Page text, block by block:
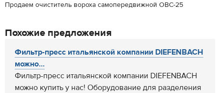
Продаем очиститель вороха самопередвижной ОВС-25
Похожие предложения
Фильтр-пресс итальянской компании DIEFENBACH
можно...
Фильтр-пресс итальянской компании DIEFENBACH
можно купить у нас! Оборудование для разделения